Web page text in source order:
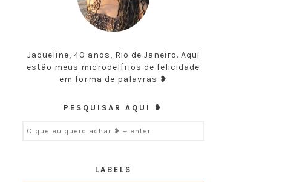
Jaqueline, 40 anos, Rio de Janeiro. Aqui
estão meus microdelírios de felicidade
em forma de palavras ❥
PESQUISAR AQUI ❥
LABELS